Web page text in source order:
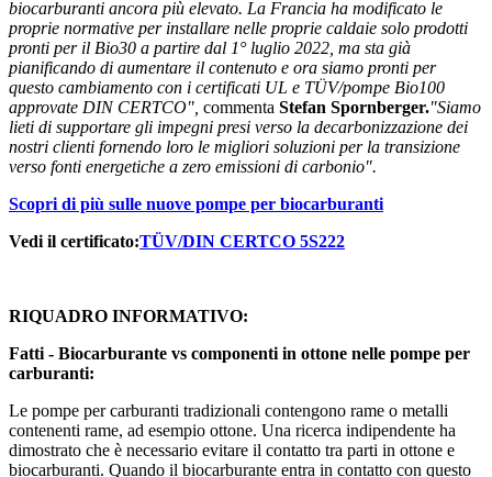
biocarburanti ancora più elevato. La Francia ha modificato le
proprie normative per installare nelle proprie caldaie solo prodotti
pronti per il Bio30 a partire dal 1° luglio 2022, ma sta già
pianificando di aumentare il contenuto e ora siamo pronti per
questo cambiamento con i certificati UL e TÜV/pompe Bio100
approvate DIN CERTCO", commenta Stefan Spornberger."Siamo
lieti di supportare gli impegni presi verso la decarbonizzazione dei
nostri clienti fornendo loro le migliori soluzioni per la transizione
verso fonti energetiche a zero emissioni di carbonio".
Scopri di più sulle nuove pompe per biocarburanti
Vedi il certificato:TÜV/DIN CERTCO 5S222
RIQUADRO INFORMATIVO:
Fatti - Biocarburante vs componenti in ottone nelle pompe per
carburanti:
Le pompe per carburanti tradizionali contengono rame o metalli
contenenti rame, ad esempio ottone. Una ricerca indipendente ha
dimostrato che è necessario evitare il contatto tra parti in ottone e
biocarburanti. Quando il biocarburante entra in contatto con questo